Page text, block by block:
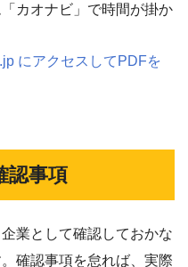
カオナビ」で時間が掛か
にアクセスしてPDFを
認事項
業として確認しておかな
確認事項を怠れば、実際